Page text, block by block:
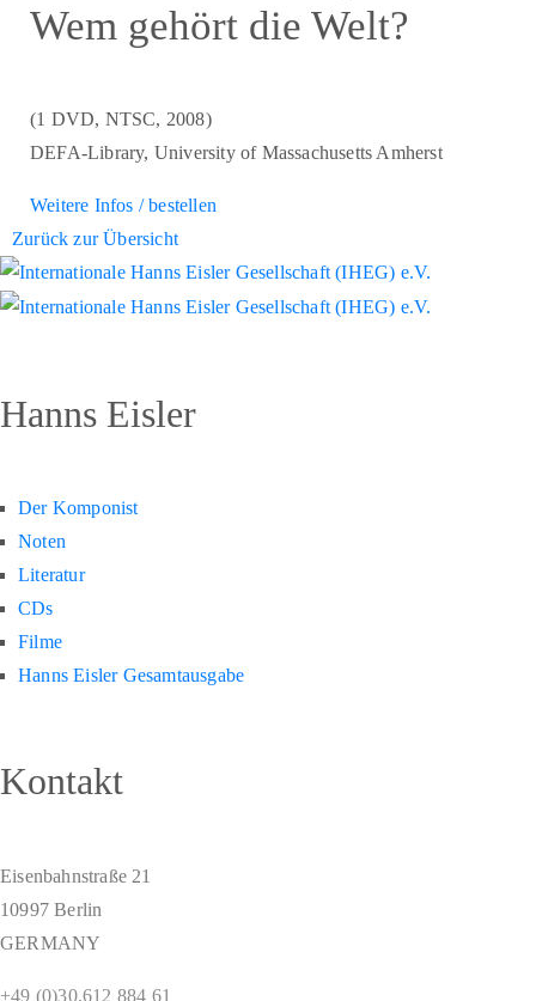
Wem gehört die Welt?
(1 DVD, NTSC, 2008)
DEFA-Library, University of Massachusetts Amherst
Weitere Infos / bestellen
Zurück zur Übersicht
Hanns Eisler
Der Komponist
Noten
Literatur
CDs
Filme
Hanns Eisler Gesamtausgabe
Kontakt
Eisenbahnstraße 21
10997 Berlin
GERMANY
+49 (0)30.612 884 61